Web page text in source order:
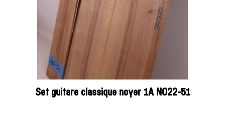
Set guitare classique noyer 1A NO22-51